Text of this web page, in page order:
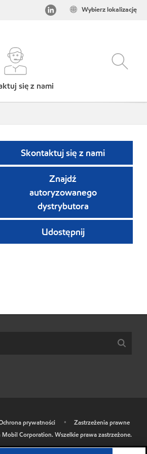
Wybierz lokalizację
się z nami
Skontaktuj się z nami
Znajdź
autoryzowanego
dystrybutora
Udostępnij
prywatności •
Zastrzeżenia prawne
Mobil Corporation. Wszelkie prawa zastrzeżone.